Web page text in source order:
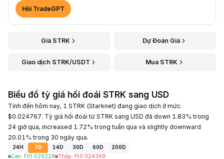
Hỏi TradeGPT
Giá STRK Dự Đoán Giá
Giao dịch STRK/USDT Mua STRK
Biểu đồ tỷ giá hối đoái STRK sang USD
Tính đến hôm nay, 1 STRK (Starknet) đang giao dịch ở mức
$0.024767. Tỷ giá hối đoái từ STRK sang USD đã down 1.83% trong
24 giờ qua, increased 1.72% trong tuần qua và slightly downward
20.01% trong 30 ngày qua.
24H 7D 14D 30D 60D
200D
Cao: Ft0.026228 Thấp: Ft0.024349